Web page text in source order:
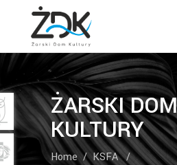
ŻARSKI DOM
KULTURY
Home/KSFA/